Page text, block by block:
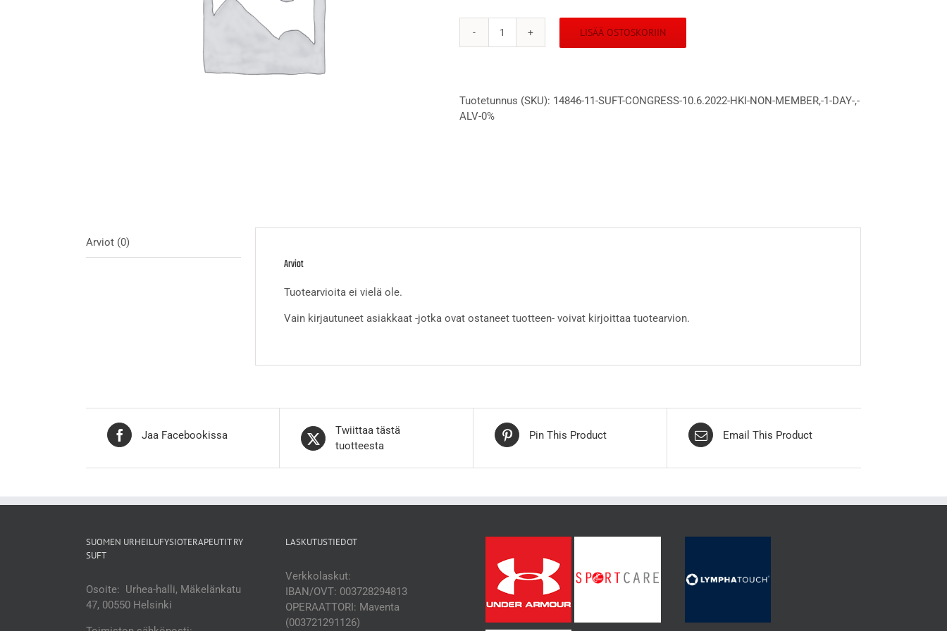
SUFT
Non-
LISÄÄ OSTOSKORIIN
Tuotetunnus (SKU): 14846-11-SUFT-CONGRESS-10.6.2022-HKI-NON-MEMBER,-1-DAY-,-
ALV-0%
Arviot (0)
Arviot
Tuotearvioita ei vielä ole.
Vain kirjautuneet asiakkaat -jotka ovat ostaneet tuotteen- voivat kirjoittaa tuotearvion.
Jaa Facebookissa
Twiittaa tästä
tuotteesta
Pin This Product Email This Product
SUOMEN URHEILUFYSIOTERAPEUTIT RY
SUFT
Osoite: Urhea-halli, Mäkelänkatu
47, 00550 Helsinki
LASKUTUSTIEDOT
Verkkolaskut:
IBAN/OVT: 003728294813
OPERAATTORI: Maventa
(003721291126)